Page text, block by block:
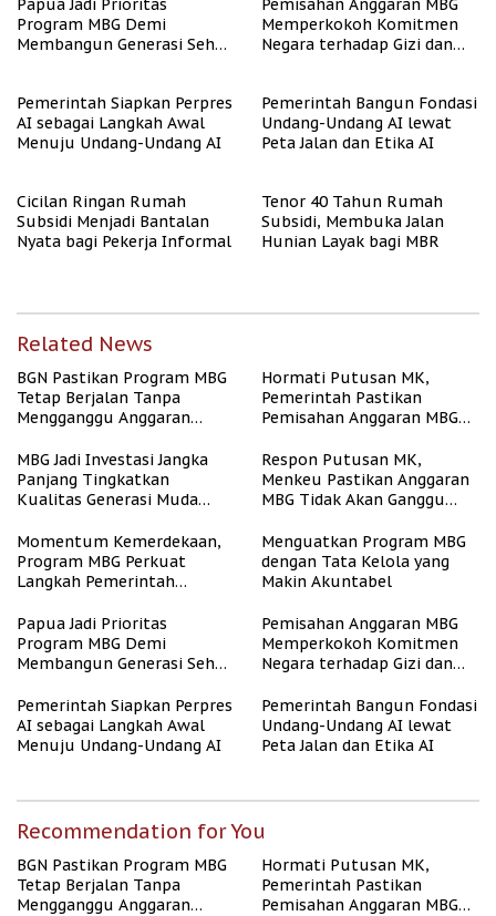
Papua Jadi Prioritas
Program MBG Demi
Membangun Generasi Sehat
Pemisahan Anggaran MBG
Memperkokoh Komitmen
Negara terhadap Gizi dan
Pemerintah Siapkan Perpres
AI sebagai Langkah Awal
Menuju Undang-Undang AI
Pemerintah Bangun Fondasi
Undang-Undang AI lewat
Peta Jalan dan Etika AI
Cicilan Ringan Rumah
Subsidi Menjadi Bantalan
Nyata bagi Pekerja Informal
Tenor 40 Tahun Rumah
Subsidi, Membuka Jalan
Hunian Layak bagi MBR
Related News
BGN Pastikan Program MBG
Tetap Berjalan Tanpa
Mengganggu Anggaran
Hormati Putusan MK,
Pemerintah Pastikan
Pemisahan Anggaran MBG
MBG Jadi Investasi Jangka
Panjang Tingkatkan
Kualitas Generasi Muda
Respon Putusan MK,
Menkeu Pastikan Anggaran
MBG Tidak Akan Ganggu
Momentum Kemerdekaan,
Program MBG Perkuat
Langkah Pemerintah
Menguatkan Program MBG
dengan Tata Kelola yang
Makin Akuntabel
Papua Jadi Prioritas
Program MBG Demi
Membangun Generasi Sehat
Pemisahan Anggaran MBG
Memperkokoh Komitmen
Negara terhadap Gizi dan
Pemerintah Siapkan Perpres
AI sebagai Langkah Awal
Menuju Undang-Undang AI
Pemerintah Bangun Fondasi
Undang-Undang AI lewat
Peta Jalan dan Etika AI
Recommendation for You
BGN Pastikan Program MBG
Tetap Berjalan Tanpa
Mengganggu Anggaran
Hormati Putusan MK,
Pemerintah Pastikan
Pemisahan Anggaran MBG